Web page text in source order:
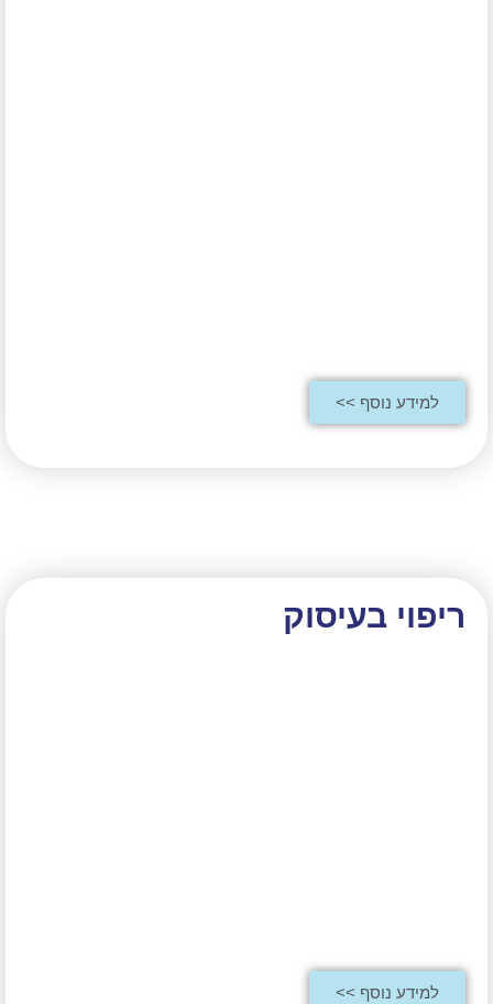
למידע נוסף >>
ריפוי בעיסוק
למידע נוסף >>